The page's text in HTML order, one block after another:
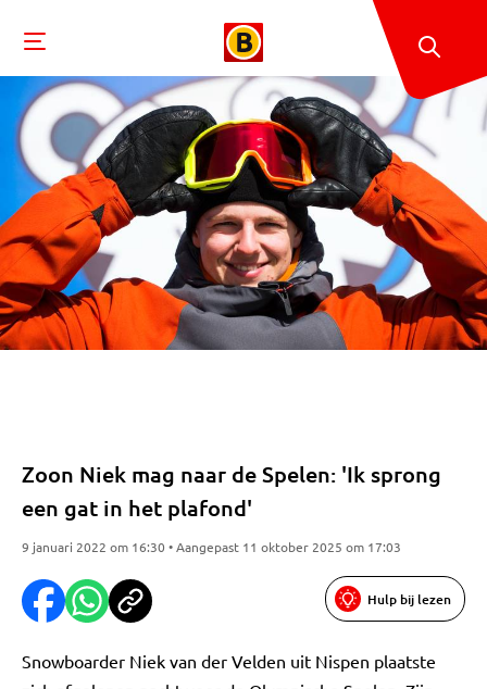
Zoon Niek mag naar de Spelen: 'Ik sprong
een gat in het plafond'
9 januari 2022 om 16:30 • Aangepast 11 oktober 2025 om 17:03
Hulp bij lezen
Snowboarder Niek van der Velden uit Nispen plaatste